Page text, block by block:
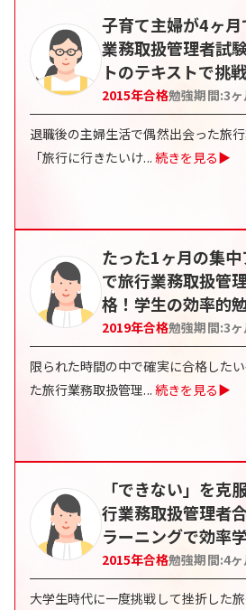
子育て主婦が4ヶ
業務取扱管理者試
トのテキストで挑
2015年合格勉強期間:3
退職後の主婦生活で偶然出会った旅行
「旅行に行きたいけ... 続きを見る▶
たった1ヶ月の集
で旅行業務取扱管
格！学生の効率的
2019年合格勉強期間:3
限られた時間の中で確実に合格した
た旅行業務取扱管理... 続きを見る▶
「できない」を克
行業務取扱管理者
ラーニングで効率
2015年合格勉強期間:4ヶ
大学生時代に一度挑戦して挫折した